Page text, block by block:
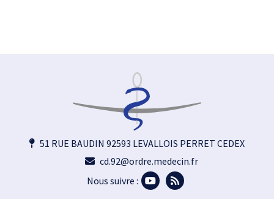
51 RUE BAUDIN 92593 LEVALLOIS PERRET CEDEX
cd.92@ordre.medecin.fr
Nous suivre :